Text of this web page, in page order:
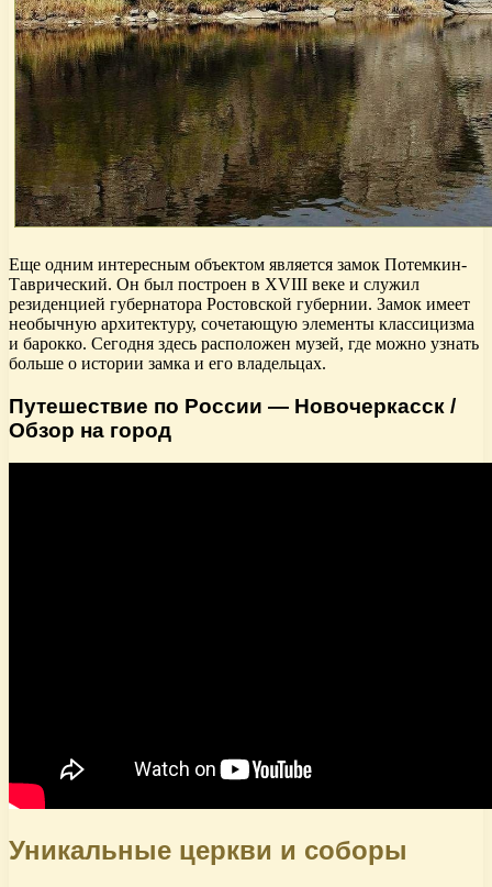
Еще одним интересным объектом является замок Потемкин-
Таврический. Он был построен в XVIII веке и служил
резиденцией губернатора Ростовской губернии. Замок имеет
необычную архитектуру, сочетающую элементы классицизма
и барокко. Сегодня здесь расположен музей, где можно узнать
больше о истории замка и его владельцах.
Путешествие по России — Новочеркасск /
Обзор на город
Уникальные церкви и соборы